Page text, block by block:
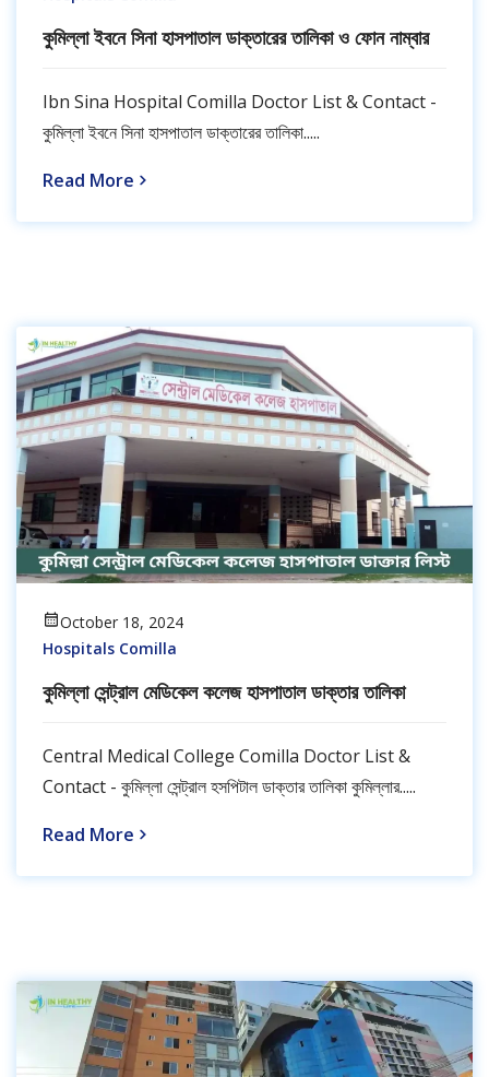
কুমিল্লা ইবনে সিনা হাসপাতাল ডাক্তারের তালিকা ও ফোন নাম্বার
Ibn Sina Hospital Comilla Doctor List & Contact -
কুমিল্লা ইবনে সিনা হাসপাতাল ডাক্তারের তালিকা.....
Read More
October 18, 2024
Hospitals Comilla
কুমিল্লা সেন্ট্রাল মেডিকেল কলেজ হাসপাতাল ডাক্তার তালিকা
Central Medical College Comilla Doctor List &
Contact - কুমিল্লা সেন্ট্রাল হসপিটাল ডাক্তার তালিকা কুমিল্লার.....
Read More